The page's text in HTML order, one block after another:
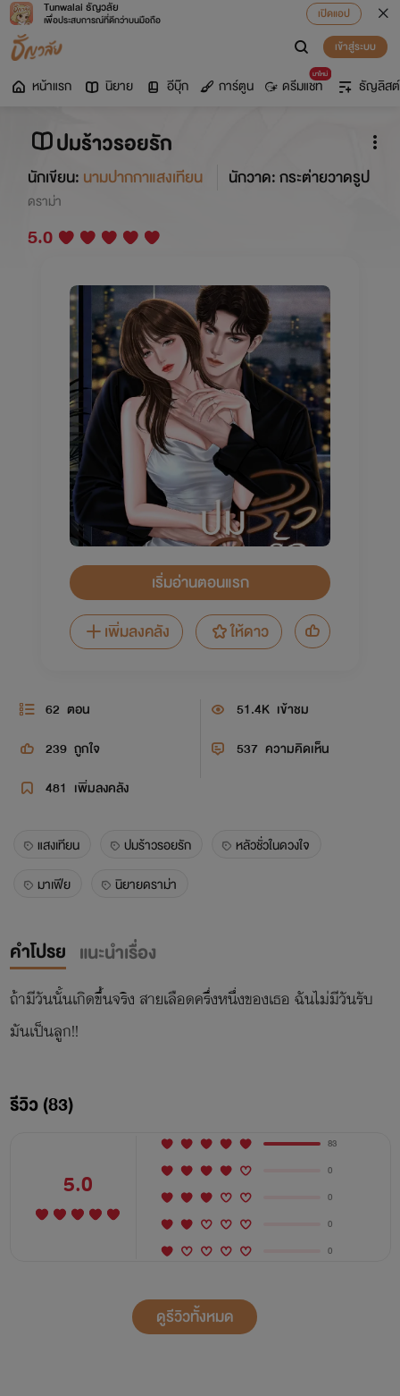
Tunwalai ธัญวลัย
เพื่อประสบการณ์ที่ดีกว่าบนมือถือ
เปิดแอป
เข้าสู่ระบบ
หน้าแรก นิยาย อีบุ๊ก การ์ตูน
มาใหม่
ดรีมแชท ธัญลิสต์
ปมร้าวรอยรัก
นักเขียน: นามปากกาแสงเทียน นักวาด: กระต่ายวาดรูป
ดราม่า
5.0
เริ่มอ่านตอนแรก
เพิ่มลงคลัง
ให้ดาว
62 ตอน 51.4K เข้าชม
239 ถูกใจ 537 ความคิดเห็น
481 เพิ่มลงคลัง
แสงเทียน ปมร้าวรอยรัก
หลัวชั่วในดวงใจ
มาเฟีย
นิยายดราม่า
คำโปรย แนะนำเรื่อง
ถ้ามีวันนั้นเกิดขึ้นจริง สายเลือดครึ่งหนึ่งของเธอ ฉันไม่มีวันรับ
มันเป็นลูก!!
รีวิว (83)
5.0
83
0
0
0
0
ดูรีวิวทั้งหมด